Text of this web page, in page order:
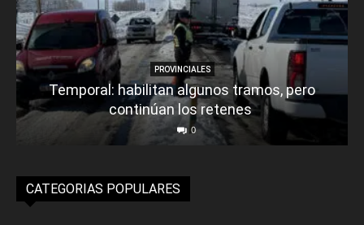
PROVINCIALES
Temporal: habilitan algunos tramos, pero
continúan los retenes
0
CATEGORIAS POPULARES